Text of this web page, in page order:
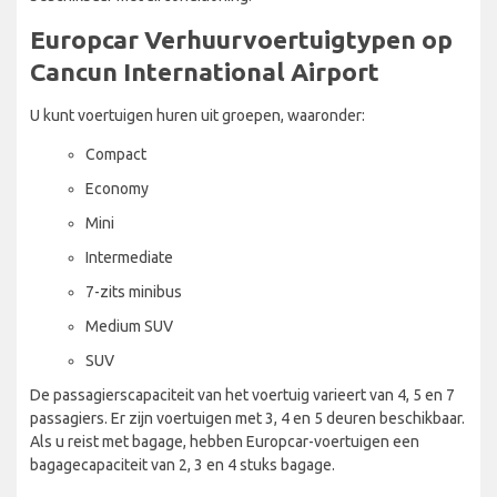
Europcar Verhuurvoertuigtypen op
Cancun International Airport
U kunt voertuigen huren uit groepen, waaronder:
Compact
Economy
Mini
Intermediate
7-zits minibus
Medium SUV
SUV
De passagierscapaciteit van het voertuig varieert van 4, 5 en 7
passagiers. Er zijn voertuigen met 3, 4 en 5 deuren beschikbaar.
Als u reist met bagage, hebben Europcar-voertuigen een
bagagecapaciteit van 2, 3 en 4 stuks bagage.